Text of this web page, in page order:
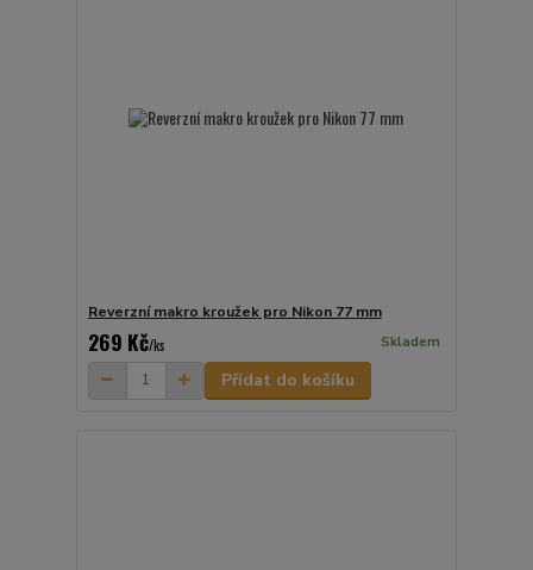
Reverzní makro kroužek pro Nikon 77 mm
269 Kč/ks Skladem
Přidat do košíku